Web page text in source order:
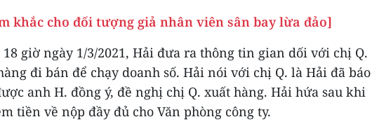
khắc cho đối tượng giả nhân viên sân bay lừa đảo]
18 giờ ngày 1/3/2021, Hải đưa ra thông tin gian dối với chị Q.
đi bán để chạy doanh số. Hải nói với chị Q. là Hải đã báo
anh H. đồng ý, đề nghị chị Q. xuất hàng. Hải hứa sau khi
tiền về nộp đầy đủ cho Văn phòng công ty.